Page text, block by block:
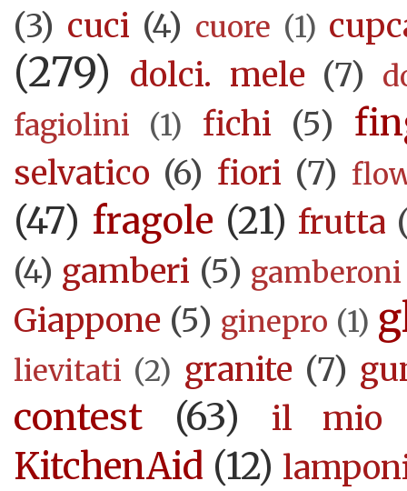
(3) cuci (4) cuore (1)
(279) dolci. mele (7)
fagiolini (1) fichi (5)
selvatico (6) fiori (7)
(47) fragole (21) frutta
(4) gamberi (5) gamberoni
Giappone (5) ginepro (1)
lievitati (2) granite (7)
contest (63) il mio
KitchenAid (12)